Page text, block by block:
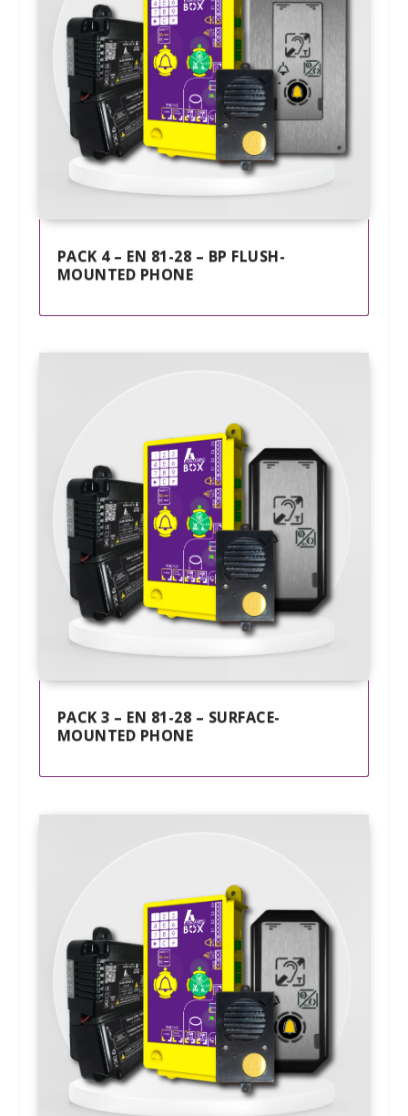
PACK 4 – EN 81-28 – BP FLUSH-
MOUNTED PHONE
PACK 3 – EN 81-28 – SURFACE-
MOUNTED PHONE